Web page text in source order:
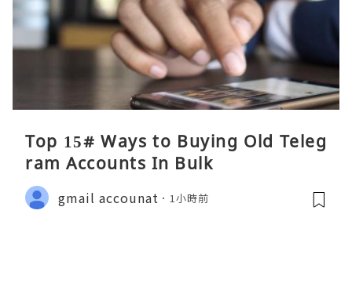
Top 15# Ways to Buying Old Teleg
ram Accounts In Bulk
gmail accounat 1小時前